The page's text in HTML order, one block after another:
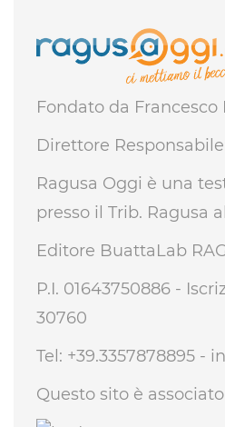
Fondato da Francesco
Direttore
Ragusa Oggi è una
presso il Trib. Ragusa
Editore BuattaLab
P.I. 01643750886 -
30760
Tel: +39.3357878895 -
Questo sito è